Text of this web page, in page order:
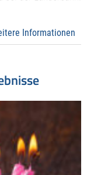
Informationen